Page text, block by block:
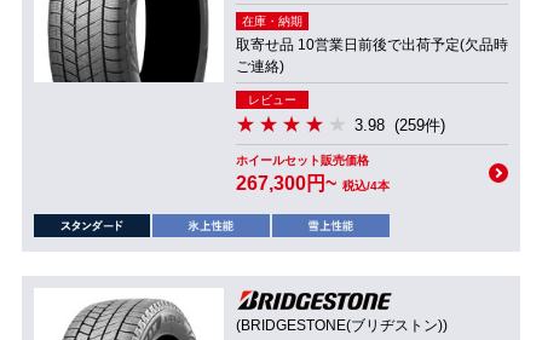
在庫・納期
取寄せ品 10営業日前後で出荷予定(欠品時
ご連絡)
レビュー
3.98 (259件)
ホイールセット販売価格
267,300円~ 税込/4本
(BRIDGESTONE(ブリヂストン))